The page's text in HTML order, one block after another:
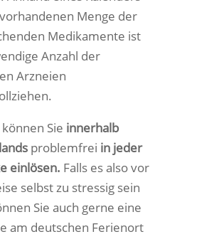
Menge der
Medikamente ist
Anzahl der
Arzneien
Sie innerhalb
problemfrei in jeder
einlösen. Falls es also vor
selbst zu stressig sein
Sie auch gerne eine
am deutschen Ferienort